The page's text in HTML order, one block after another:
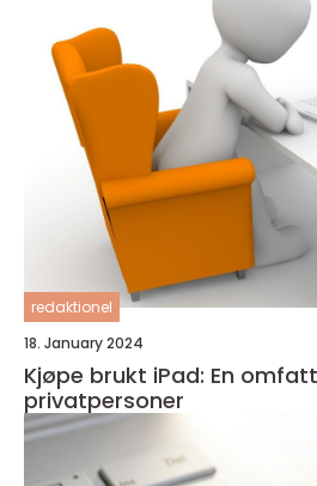
redaktionel
18. January 2024
Kjøpe brukt iPad: En
privatpersoner